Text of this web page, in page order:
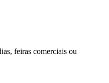
feiras comerciais ou